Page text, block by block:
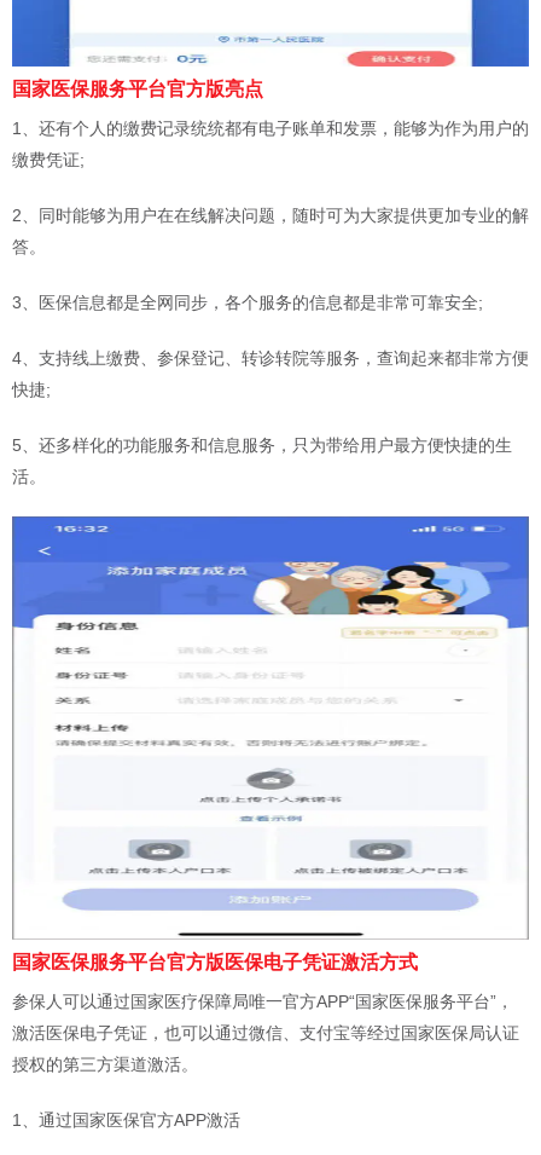
国家医保服务平台官方版亮点
1、还有个人的缴费记录统统都有电子账单和发票，能够为作为用户的
缴费凭证;
2、同时能够为用户在在线解决问题，随时可为大家提供更加专业的解
答。
3、医保信息都是全网同步，各个服务的信息都是非常可靠安全;
4、支持线上缴费、参保登记、转诊转院等服务，查询起来都非常方便
快捷;
5、还多样化的功能服务和信息服务，只为带给用户最方便快捷的生
活。
​​​​​​​国家医保服务平台官方版医保电子凭证激活方式
参保人可以通过国家医疗保障局唯一官方APP“国家医保服务平台”，
激活医保电子凭证，也可以通过微信、支付宝等经过国家医保局认证
授权的第三方渠道激活。
1、通过国家医保官方APP激活